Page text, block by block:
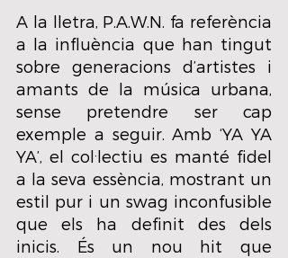
A la lletra, P.A.W.N. fa referència
a la influència que han tingut
sobre generacions d’artistes i
amants de la música urbana,
sense pretendre ser cap
exemple a seguir. Amb ‘YA YA
YA’, el col·lectiu es manté fidel
a la seva essència, mostrant un
estil pur i un swag inconfusible
que els ha definit des dels
inicis. És un nou hit que